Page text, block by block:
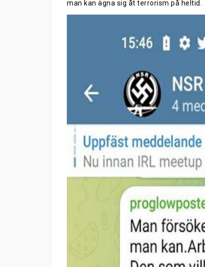
man kan ägna sig åt terrorism på heltid.